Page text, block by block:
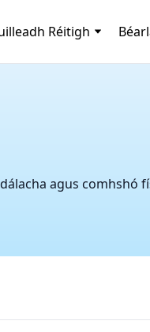
Réitigh
agus comhshó